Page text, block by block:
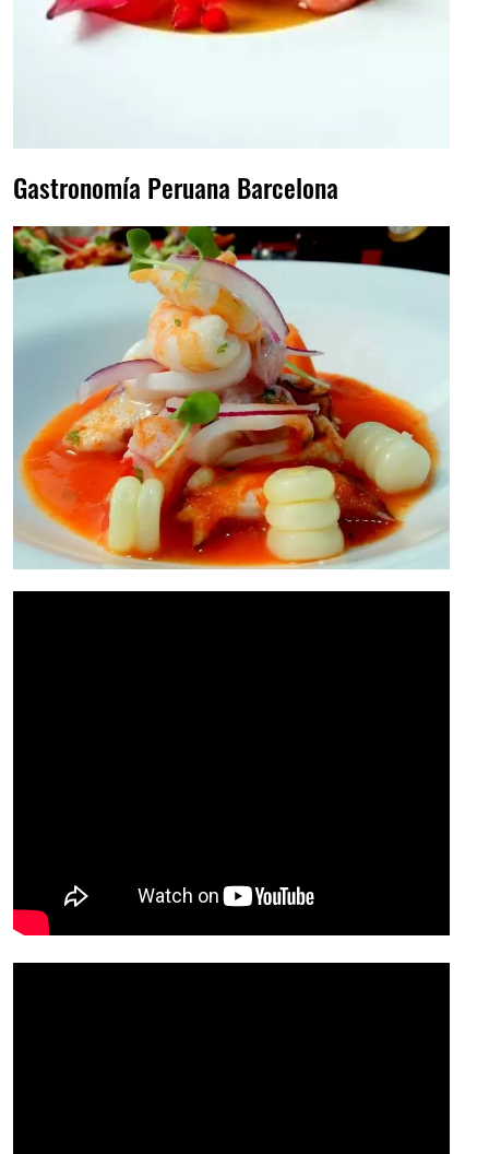
Gastronomía Peruana Barcelona